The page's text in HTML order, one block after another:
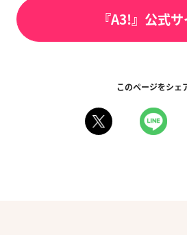
『A3!』公式
このページをシェ